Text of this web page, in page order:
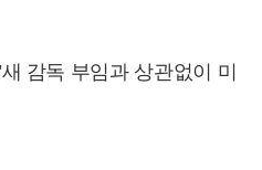
감독 부임과 상관없이 미